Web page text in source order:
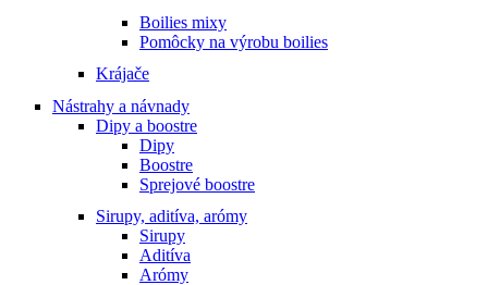
Boilies mixy
Pomôcky na výrobu boilies
Krájače
Nástrahy a návnady
Dipy a boostre
Dipy
Boostre
Sprejové boostre
Sirupy, aditíva, arómy
Sirupy
Aditíva
Arómy